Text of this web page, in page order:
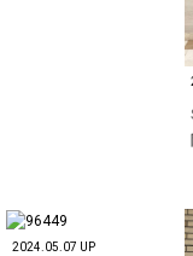
2024.05.07 UP